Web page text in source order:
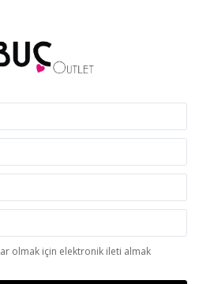
olmak için elektronik ileti almak